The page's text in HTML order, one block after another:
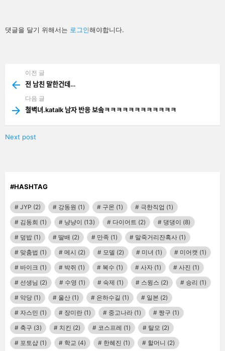
답
글
댓글을 달기 위해서는 로그인해야합니다.
more
이전 글
전 남친 말한건데…
다음 글
철벽녀.katalk 남자 반응 보솤ㅋㅋㅋㅋㅋㅋㅋㅋㅋㅋㅋㅋ
Next post
#HASHTAG
JYP (2) 강동원 (1) 구몬 (1) 극한직업 (1)
김동희 (1) 냥냥이 (13) 다이어트 (2) 댕댕이 (8)
덮밥 (1) 딸배 (2) 만족 (1) 말죽거리잔혹사 (1)
맞춤법 (1) 메시 (2) 모델 (2) 미녀 (1) 미어캣 (1)
바이크 (1) 박쥐 (1) 복수 (1) 사자 (1) 사진 (1)
선생님 (2) 수영 (1) 숙제 (1) 스윙스 (2) 승리 (1)
악당 (1) 울산 (1) 은하수길 (1) 일본 (2)
자스민 (1) 장미란 (1) 중고나라 (1) 짱구 (1)
축구 (3) 치킨 (2) 코스프레 (1) 탈모 (2)
포토샵 (1) 학교 (4) 한혜진 (1) 할머니 (2)